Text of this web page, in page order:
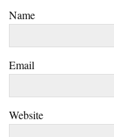
Name
Email
Website